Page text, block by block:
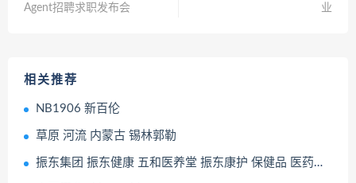
Agent招聘求职发布会
业
相关推荐
NB1906 新百伦
草原 河流 内蒙古 锡林郭勒
振东集团 振东健康 五和医养堂 振东康护 保健品 医药产品